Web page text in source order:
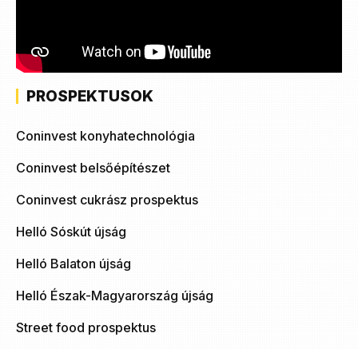
PROSPEKTUSOK
Coninvest konyhatechnológia
Coninvest belsőépítészet
Coninvest cukrász prospektus
Helló Sóskút újság
Helló Balaton újság
Helló Észak-Magyarország újság
Street food prospektus